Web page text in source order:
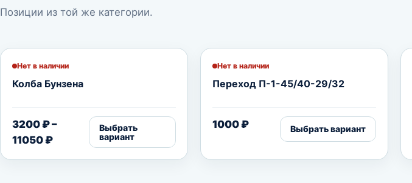
Позиции из той же категории.
Нет в наличии
Колба Бунзена
3200₽–
11050₽Диапазон цен: 3200 ₽ – 11050 ₽
Выбрать
вариант
Нет в наличии
Переход П-1-45/40-29/32
1000₽ Выбрать вариант